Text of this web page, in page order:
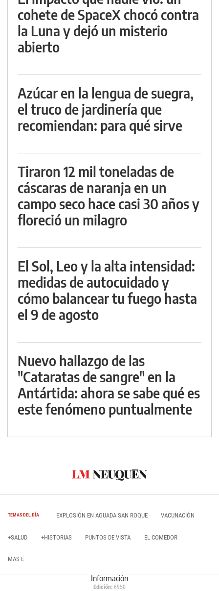
cohete de SpaceX chocó contra
la Luna y dejó un misterio
abierto
Azúcar en la lengua de suegra,
el truco de jardinería que
recomiendan: para qué sirve
Tiraron 12 mil toneladas de
cáscaras de naranja en un
campo seco hace casi 30 años y
floreció un milagro
El Sol, Leo y la alta intensidad:
medidas de autocuidado y
cómo balancear tu fuego hasta
el 9 de agosto
Nuevo hallazgo de las
"Cataratas de sangre" en la
Antártida: ahora se sabe qué es
este fenómeno puntualmente
TEMAS DEL DÍA EXPLOSIÓN EN AGUADA SAN ROQUE VACUNACIÓN
+SALUD +HISTORIAS PUNTOS DE VISTA EL COMEDOR
MAS E
Información
Edición: 6950